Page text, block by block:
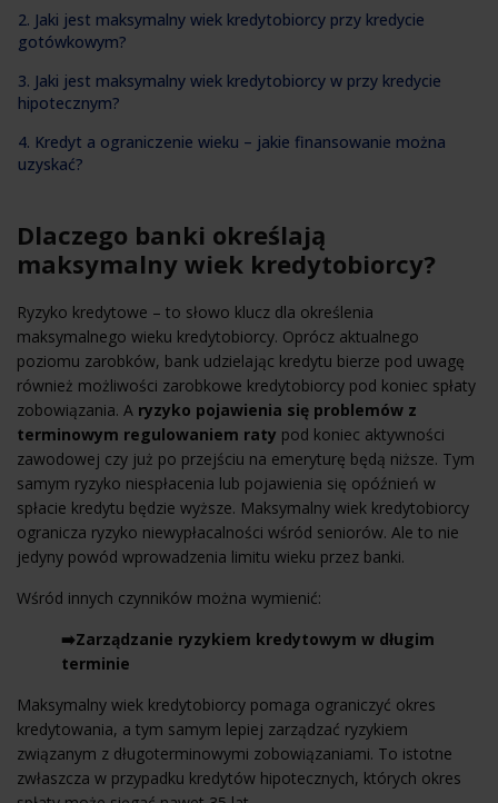
2. Jaki jest maksymalny wiek kredytobiorcy przy kredycie
gotówkowym?
3. Jaki jest maksymalny wiek kredytobiorcy w przy kredycie
hipotecznym?
4. Kredyt a ograniczenie wieku – jakie finansowanie można
uzyskać?
Dlaczego banki określają
maksymalny wiek kredytobiorcy?
Ryzyko kredytowe – to słowo klucz dla określenia
maksymalnego wieku kredytobiorcy. Oprócz aktualnego
poziomu zarobków, bank udzielając kredytu bierze pod uwagę
również możliwości zarobkowe kredytobiorcy pod koniec spłaty
zobowiązania. A ryzyko pojawienia się problemów z
terminowym regulowaniem raty pod koniec aktywności
zawodowej czy już po przejściu na emeryturę będą niższe. Tym
samym ryzyko niespłacenia lub pojawienia się opóźnień w
spłacie kredytu będzie wyższe. Maksymalny wiek kredytobiorcy
ogranicza ryzyko niewypłacalności wśród seniorów. Ale to nie
jedyny powód wprowadzenia limitu wieku przez banki.
Wśród innych czynników można wymienić:
➡️Zarządzanie ryzykiem kredytowym w długim
terminie
Maksymalny wiek kredytobiorcy pomaga ograniczyć okres
kredytowania, a tym samym lepiej zarządzać ryzykiem
związanym z długoterminowymi zobowiązaniami. To istotne
zwłaszcza w przypadku kredytów hipotecznych, których okres